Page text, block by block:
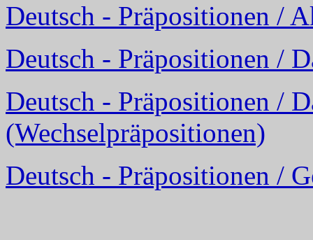
Deutsch - Präpositionen /
Deutsch - Präpositionen /
Deutsch - Präpositionen /
(Wechselpräpositionen)
Deutsch - Präpositionen /